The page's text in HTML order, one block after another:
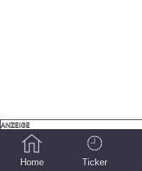
Home Ticker